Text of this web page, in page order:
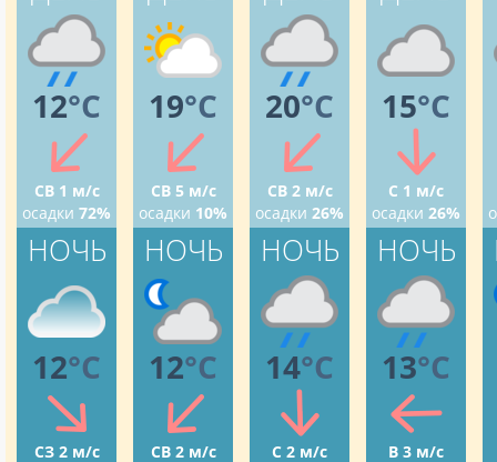
12°C
СВ 1 м/с
осадки 72%
НОЧЬ
12°C
СЗ 2 м/с
19°C
СВ 5 м/с
осадки 10%
НОЧЬ
12°C
СВ 2 м/с
20°C
СВ 2 м/с
осадки 26%
НОЧЬ
14°C
С 2 м/с
15°C
С 1 м/с
осадки 26%
НОЧЬ
13°C
В 3 м/с